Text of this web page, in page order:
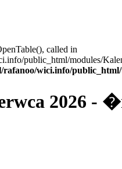
called in
public_html/modules/
rafanoo/wici.info/
2026 -